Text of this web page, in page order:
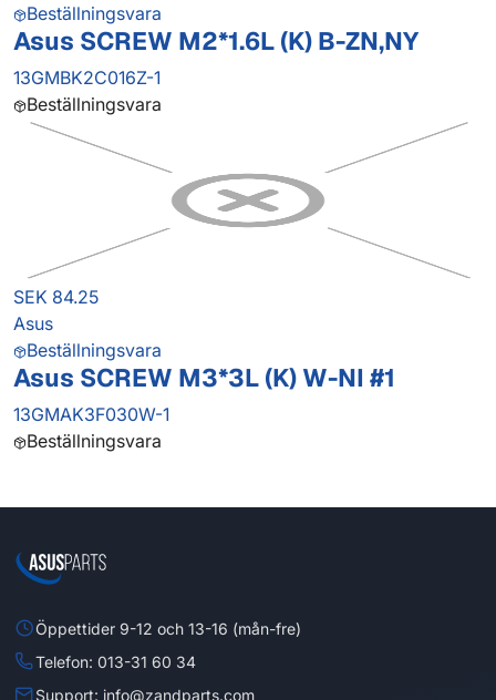
Beställningsvara
Asus SCREW M2*1.6L (K) B-ZN,NY
13GMBK2C016Z-1
Beställningsvara
SEK 84.25
Asus
Beställningsvara
Asus SCREW M3*3L (K) W-NI #1
13GMAK3F030W-1
Beställningsvara
Öppettider 9-12 och 13-16 (mån-fre)
Telefon: 013-31 60 34
Support: info@zandparts.com